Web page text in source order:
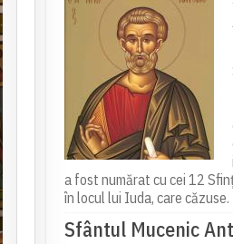
a fost numărat cu cei 12
în locul lui Iuda, care căzuse.
Sfântul Mucenic